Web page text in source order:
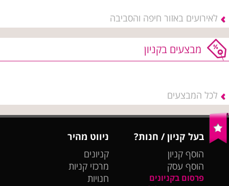
לאירועים באזור חיפה והסביבה
מבצעים בקניון
לכל המבצעים
בעל קניון / חנות?
הוסף קניון
הוסף עסק
פרסום בקניונים
ניווט מהיר
קניונים
מרכזי קניות
חנויות